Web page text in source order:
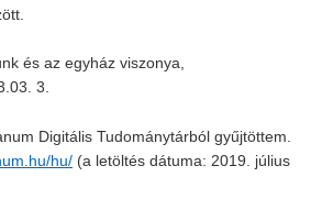
és az egyház viszonya,
3.
Digitális Tudománytárból gyűjtöttem.
hu/ (a letöltés dátuma: 2019. július